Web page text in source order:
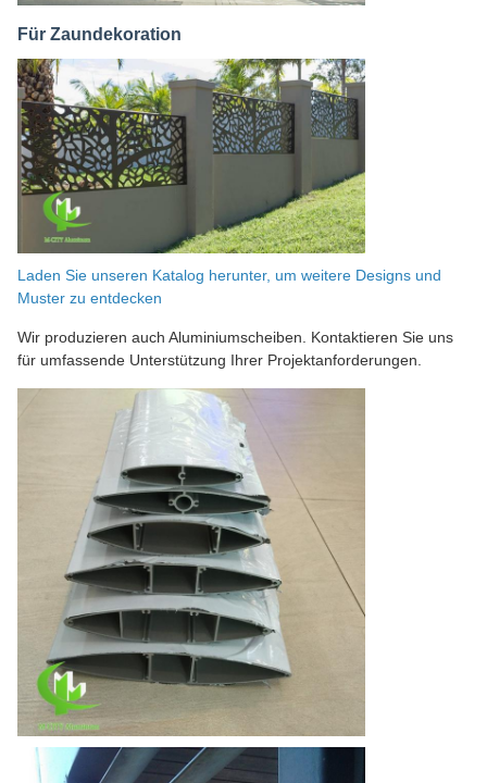
Für Zaundekoration
Laden Sie unseren Katalog herunter, um weitere Designs und
Muster zu entdecken
Wir produzieren auch Aluminiumscheiben. Kontaktieren Sie uns
für umfassende Unterstützung Ihrer Projektanforderungen.